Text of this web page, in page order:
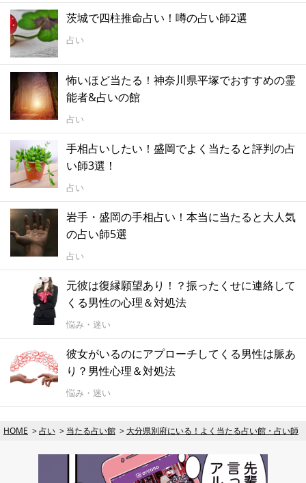
茨城で四柱推命占い！噂の占い師2選
占い
怖いほど当たる！神奈川県平塚でおすすめの霊
能者&占いの館
占い
手相占いしたい！盛岡でよく当たると評判の占
い師3選！
占い
岩手・盛岡の手相占い！本当に当たると大人気
の占い師5選
占い
元彼は復縁願望あり！？振ったくせに連絡して
くる男性の心理＆対処法
悩み・迷い
彼女がいるのにアプローチしてくる男性は脈あ
り？男性心理＆対処法
悩み・迷い
HOME 占い 当たる占い館 大分県別府にいる！よく当たる占い館・占い師